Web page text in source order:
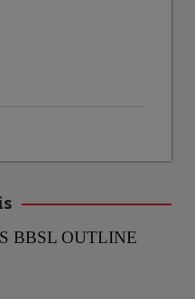
BBSL OUTLINE